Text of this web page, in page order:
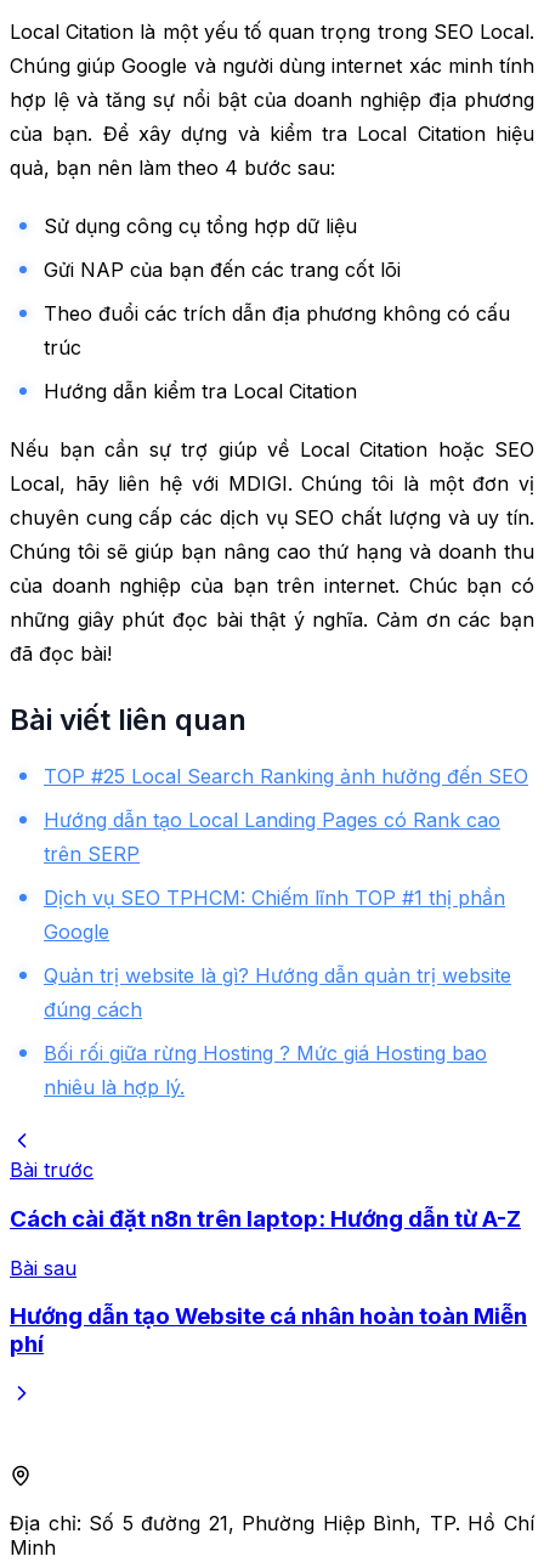
Local Citation là một yếu tố quan trọng trong SEO Local.
Chúng giúp Google và người dùng internet xác minh tính
hợp lệ và tăng sự nổi bật của doanh nghiệp địa phương
của bạn. Để xây dựng và kiểm tra Local Citation hiệu
quả, bạn nên làm theo 4 bước sau:
Sử dụng công cụ tổng hợp dữ liệu
Gửi NAP của bạn đến các trang cốt lõi
Theo đuổi các trích dẫn địa phương không có cấu
trúc
Hướng dẫn kiểm tra Local Citation
Nếu bạn cần sự trợ giúp về Local Citation hoặc SEO
Local, hãy liên hệ với MDIGI. Chúng tôi là một đơn vị
chuyên cung cấp các dịch vụ SEO chất lượng và uy tín.
Chúng tôi sẽ giúp bạn nâng cao thứ hạng và doanh thu
của doanh nghiệp của bạn trên internet. Chúc bạn có
những giây phút đọc bài thật ý nghĩa. Cảm ơn các bạn
đã đọc bài!
Bài viết liên quan
TOP #25 Local Search Ranking ảnh hưởng đến SEO
Hướng dẫn tạo Local Landing Pages có Rank cao
trên SERP
Dịch vụ SEO TPHCM: Chiếm lĩnh TOP #1 thị phần
Google
Quản trị website là gì? Hướng dẫn quản trị website
đúng cách
Bối rối giữa rừng Hosting ? Mức giá Hosting bao
nhiêu là hợp lý.
Bài trước
Cách cài đặt n8n trên laptop: Hướng dẫn từ A-Z
Bài sau
Hướng dẫn tạo Website cá nhân hoàn toàn Miễn
phí
Địa chỉ: Số 5 đường 21, Phường Hiệp Bình, TP. Hồ Chí
Minh